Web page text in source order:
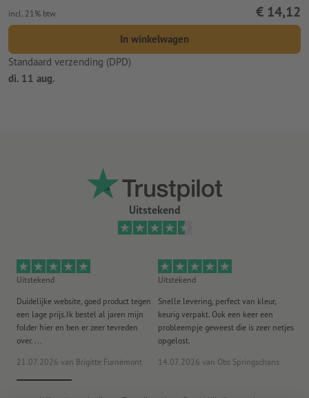
incl. 21% btw € 14,12
In winkelwagen
Standaard verzending (DPD)
di. 11 aug.
Uitstekend
Uitstekend
Duidelijke website, goed product tegen
een lage prijs.Ik bestel al jaren mijn
folder hier en ben er zeer tevreden
over. ...
21.07.2026 van Brigitte Furnèmont
Uitstekend
Snelle levering, perfect van kleur,
keurig verpakt. Ook een keer een
probleempje geweest die is zeer netjes
opgelost.
14.07.2026 van Obs Springschans